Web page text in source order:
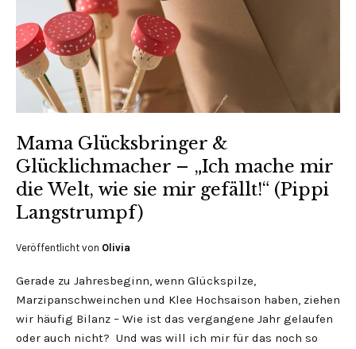
Mama Glücksbringer &
Glücklichmacher – „Ich mache mir
die Welt, wie sie mir gefällt!“ (Pippi
Langstrumpf)
Veröffentlicht von Olivia
Gerade zu Jahresbeginn, wenn Glückspilze,
Marzipanschweinchen und Klee Hochsaison haben, ziehen
wir häufig Bilanz – Wie ist das vergangene Jahr gelaufen
oder auch nicht? Und was will ich mir für das noch so